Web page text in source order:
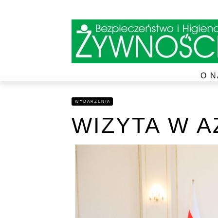
O
WYDARZENIA
WIZYTA W